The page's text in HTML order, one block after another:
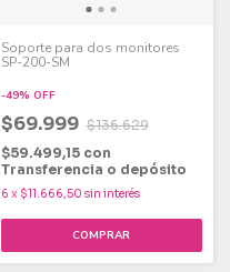
Soporte para dos monitores
SP-200-SM
-49% OFF
$69.999 $136.629
$59.499,15 con
Transferencia o depósito
6 x $11.666,50 sin interés